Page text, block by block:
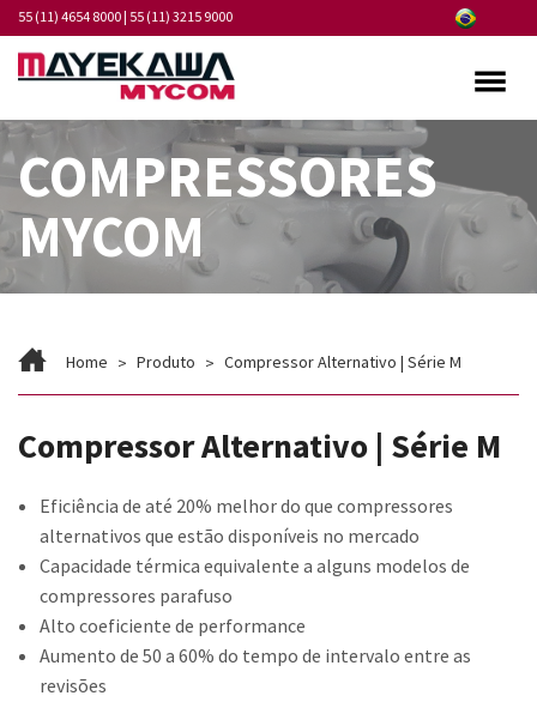
55 (11) 4654 8000| 55 (11) 3215 9000
Programa de Integridade
Mercados
Serviços
Fornecedores
Notícias
Contato
Trabalhe Conosco
COMPRESSORES
MYCOM
Home Produto Compressor Alternativo | Série M
Compressor Alternativo | Série M
Eficiência de até 20% melhor do que compressores
alternativos que estão disponíveis no mercado
Capacidade térmica equivalente a alguns modelos de
compressores parafuso
Alto coeficiente de performance
Aumento de 50 a 60% do tempo de intervalo entre as
revisões